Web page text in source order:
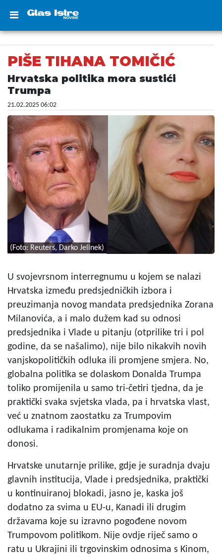
PIŠE TIHANA TOMIČIĆ
Hrvatska politika mora sustići
Trumpa
21.02.2025 06:02
(Foto: Reuters, Darko Jelinek)
U svojevrsnom interregnumu u kojem se nalazi
Hrvatska između predsjedničkih izbora i
preuzimanja novog mandata predsjednika Zorana
Milanovića, a i malo dužem kad su odnosi
predsjednika i Vlade u pitanju (otprilike tri i pol
godine, da se našalimo), nije bilo nikakvih novih
vanjskopolitičkih odluka ili promjene smjera. No,
globalna politika se dolaskom Donalda Trumpa
toliko promijenila u samo tri-četiri tjedna, da je
praktički svaka svjetska vlada, pa i hrvatska vlast,
već u znatnom zaostatku za Trumpovim
odlukama i radikalnim promjenama koje on
donosi.
Hrvatske unutarnje prilike, gdje je suradnja dvaju
glavnih institucija, Vlade i predsjednika, praktički
u kontinuiranoj blokadi, jasno je, kaska još
dodatno za svima u EU-u, Kanadi ili drugim
državama koje su izravno pogođene novom
Trumpovom politikom. Nije ovdje riječ samo o
ratu u Ukrajini ili trgovinskim odnosima s Kinom,